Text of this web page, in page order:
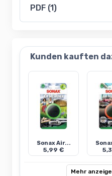
PDF (1)
Kunden kauften
Sonax Air...
5,99 €
Mehr